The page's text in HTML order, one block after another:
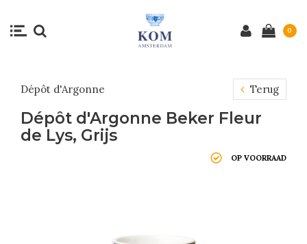
0
Dépôt d'Argonne Terug
Dépôt d'Argonne Beker Fleur
de Lys, Grijs
OP VOORRAAD